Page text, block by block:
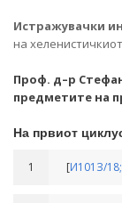
Истражувачки
на
Проф. д–р
предметите на
На првиот
1 [И101З/18;